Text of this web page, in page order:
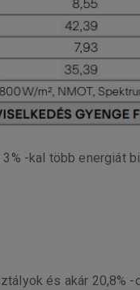
-kal több energiát
és akár 20,8% -